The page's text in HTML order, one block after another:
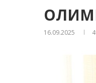
16.09.2025